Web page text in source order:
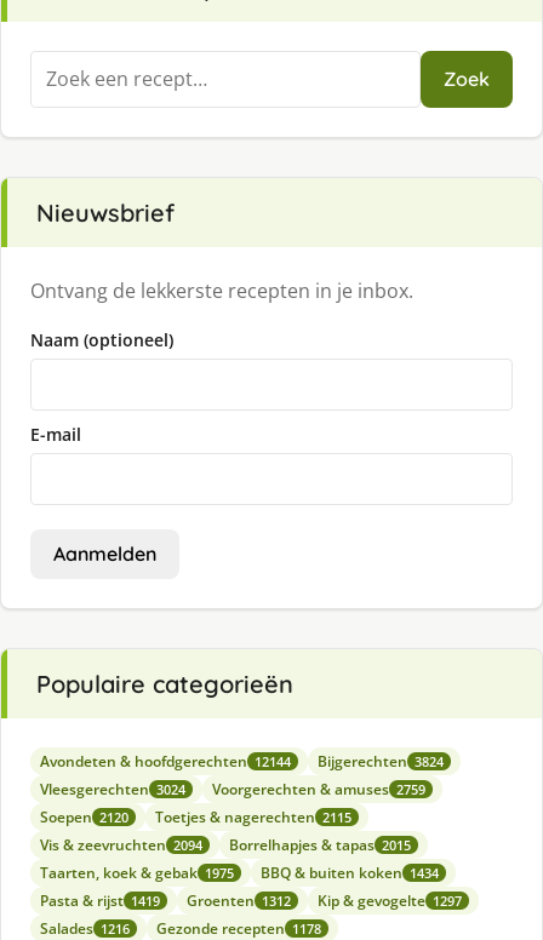
Zoeken
naar:
Zoek
Nieuwsbrief
Ontvang de lekkerste recepten in je inbox.
Naam (optioneel)
E-mail
Aanmelden
Populaire categorieën
Avondeten & hoofdgerechten 12144 Bijgerechten 3824
Vleesgerechten 3024 Voorgerechten & amuses 2759
Soepen 2120 Toetjes & nagerechten 2115
Vis & zeevruchten 2094 Borrelhapjes & tapas 2015
Taarten, koek & gebak 1975 BBQ & buiten koken 1434
Pasta & rijst 1419 Groenten 1312 Kip & gevogelte 1297
Salades 1216 Gezonde recepten 1178